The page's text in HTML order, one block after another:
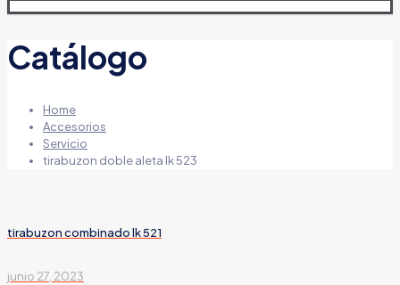
Catálogo
Home
Accesorios
Servicio
tirabuzon doble aleta lk 523
tirabuzon combinado lk 521
junio 27, 2023